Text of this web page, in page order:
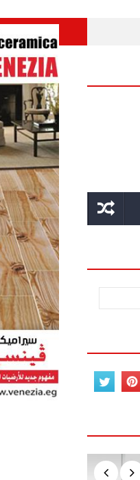
خط الدفاع الأول